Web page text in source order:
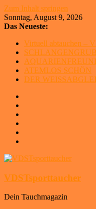
Zum Inhalt springen
Sonntag, August 9, 2026
Das Neueste:
Virtuell abtauchen –
ATEMLOS SCHÖN
DER
VDSTsporttaucher
Dein Tauchmagazin